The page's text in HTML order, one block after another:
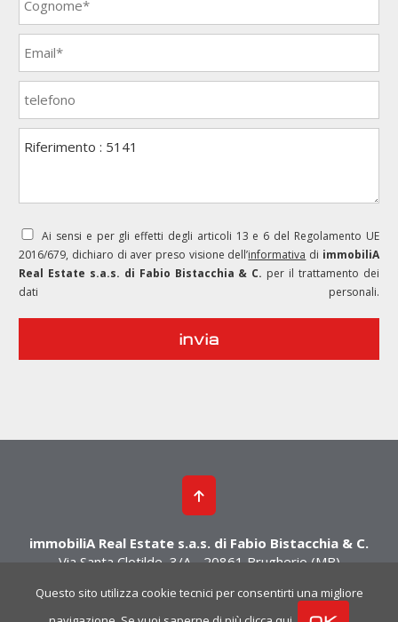
Questo sito utilizza cookie tecnici per consentirti una migliore
Ai sensi e per gli effetti degli articoli 13 e 6 del Regolamento UE
2016/679, dichiaro di aver preso visione dell’informativa di immobiliA
Real Estate s.a.s. di Fabio Bistacchia & C. per il trattamento dei
dati personali.
immobiliA Real Estate s.a.s. di Fabio Bistacchia & C.
Via Santa Clotilde, 3/A - 20861 Brugherio (MB)
Cookies Policy
Powered